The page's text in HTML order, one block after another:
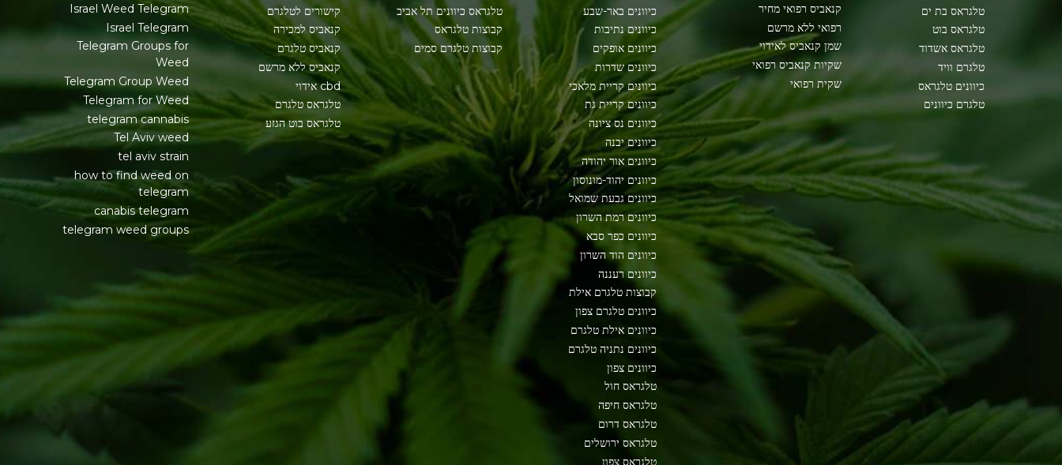
טלגראס בת ים
טלגראס בוט
טלגראס אשדוד
טלגרם וויד
כיוונים טלגראס
טלגרם כיוונים
קנאביס רפואי מחיר
רפואי ללא מרשם
שמן קנאביס לאידוי
שקיות קנאביס רפואי
שקית רפואי
כיוונים באר-שבע
כיוונים נתיבות
כיוונים אופקים
כיוונים שדרות
כיוונים קריית מלאכי
כיוונים קריית גת
כיוונים נס ציונה
כיוונים יבנה
כיוונים אור יהודה
כיוונים יהוד-מונוסון
כיוונים גבעת שמואל
כיוונים רמת השרון
כיוונים כפר סבא
כיוונים הוד השרון
כיוונים רעננה
קבוצות טלגרם אילת
כיוונים טלגרם צפון
כיוונים אילת טלגרם
כיוונים נתניה טלגרם
כיוונים צפון
טלגראס חול
טלגראס חיפה
טלגראס דרום
טלגראס ירושלים
טלגראס צפון
טלגראס כיוונים תל אביב
קבוצות טלגראס
קבוצות טלגרם סמים
קישורים לטלגרם
קנאביס למכירה
קנאביס טלגרם
קנאביס ללא מרשם
cbd אידוי
טלגראס טלגרם
טלגראס בוט הגזע
Israel Weed Telegram
Israel Telegram
Telegram Groups for
Weed
Telegram Group Weed
Telegram for Weed
telegram cannabis
Tel Aviv weed
tel aviv strain
how to find weed on
telegram
canabis telegram
telegram weed groups